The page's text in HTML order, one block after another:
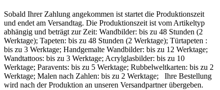
Sobald Ihrer Zahlung angekommen ist startet die Produktionszeit
und endet am Versandtag. Die Produktionszeit ist vom Artikeltyp
abhängig und beträgt zur Zeit: Wandbilder: bis zu 48 Stunden (2
Werktage); Tapeten: bis zu 48 Stunden (2 Werktage); Türtapeten :
bis zu 3 Werktage; Handgemalte Wandbilder: bis zu 12 Werktage;
Wandtattoos: bis zu 3 Werktage; Acrylglasbilder: bis zu 10
Werktage; Paravents: bis zu 5 Werktage; Rubbelweltkarten: bis zu 2
Werktage; Malen nach Zahlen: bis zu 2 Werktage; Ihre Bestellung
wird nach der Produktion an unseren Versandpartner übergeben.